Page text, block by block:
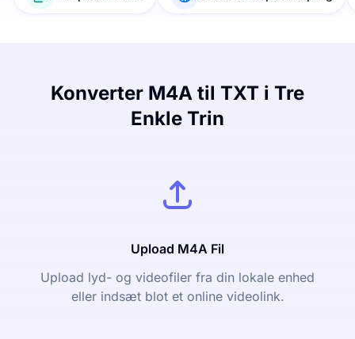
Konverter M4A til TXT i Tre
Enkle Trin
Upload M4A Fil
Upload lyd- og videofiler fra din lokale enhed
eller indsæt blot et online videolink.